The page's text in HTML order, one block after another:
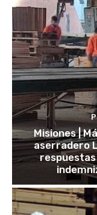
Misiones |
aserradero
respuestas